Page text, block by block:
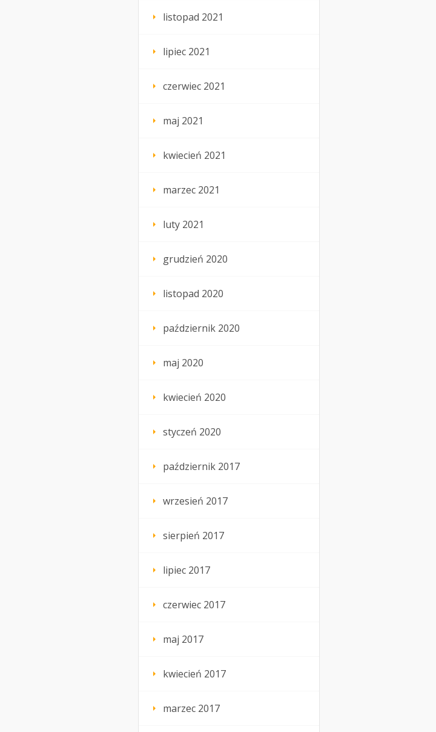
listopad 2021
lipiec 2021
czerwiec 2021
maj 2021
kwiecień 2021
marzec 2021
luty 2021
grudzień 2020
listopad 2020
październik 2020
maj 2020
kwiecień 2020
styczeń 2020
październik 2017
wrzesień 2017
sierpień 2017
lipiec 2017
czerwiec 2017
maj 2017
kwiecień 2017
marzec 2017